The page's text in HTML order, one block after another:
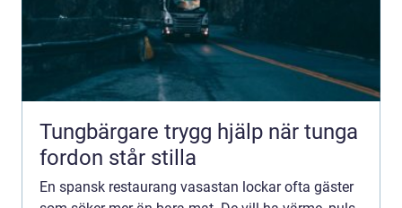
Tungbärgare trygg hjälp när tunga
fordon står stilla
En spansk restaurang vasastan lockar ofta gäster